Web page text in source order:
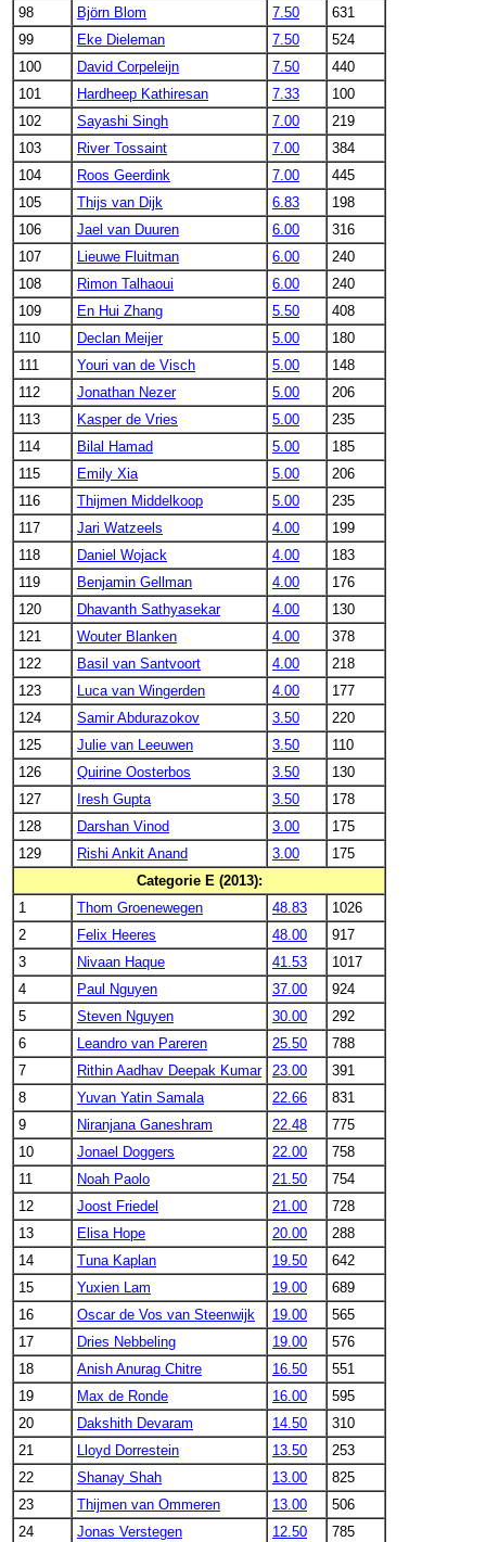
98
Björn Blom 7.50
631
99
Eke Dieleman 7.50
524
100
David Corpeleijn 7.50
440
101
Hardheep Kathiresan 7.33
100
102
Sayashi Singh 7.00
219
103
River Tossaint 7.00
384
104
Roos Geerdink 7.00
445
105
Thijs van Dijk 6.83
198
106
Jael van Duuren 6.00
316
107
Lieuwe Fluitman 6.00
240
108
Rimon Talhaoui 6.00
240
109
En Hui Zhang 5.50
408
110
Declan Meijer 5.00
180
111
Youri van de Visch 5.00
148
112
Jonathan Nezer 5.00
206
113
Kasper de Vries 5.00
235
114
Bilal Hamad 5.00
185
115
Emily Xia 5.00
206
116
Thijmen Middelkoop 5.00
235
117
Jari Watzeels 4.00
199
118
Daniel Wojack 4.00
183
119
Benjamin Gellman 4.00
176
120
Dhavanth Sathyasekar 4.00
130
121
Wouter Blanken 4.00
378
122
Basil van Santvoort 4.00
218
123
Luca van Wingerden 4.00
177
124
Samir Abdurazokov 3.50
220
125
Julie van Leeuwen 3.50
110
126
Quirine Oosterbos 3.50
130
127
Iresh Gupta 3.50
178
128
Darshan Vinod 3.00
175
129
Rishi Ankit Anand 3.00
175
Categorie E (2013):
1
Thom Groenewegen 48.83
1026
2
Felix Heeres 48.00
917
3
Nivaan Haque 41.53
1017
4
Paul Nguyen 37.00
924
5
Steven Nguyen 30.00
292
6
Leandro van Pareren 25.50
788
7
Rithin Aadhav Deepak Kumar 23.00
391
8
Yuvan Yatin Samala 22.66
831
9
Niranjana Ganeshram 22.48
775
10
Jonael Doggers 22.00
758
11
Noah Paolo 21.50
754
12
Joost Friedel 21.00
728
13
Elisa Hope 20.00
288
14
Tuna Kaplan 19.50
642
15
Yuxien Lam 19.00
689
16
Oscar de Vos van Steenwijk 19.00
565
17
Dries Nebbeling 19.00
576
18
Anish Anurag Chitre 16.50
551
19
Max de Ronde 16.00
595
20
Dakshith Devaram 14.50
310
21
Lloyd Dorrestein 13.50
253
22
Shanay Shah 13.00
825
23
Thijmen van Ommeren 13.00
506
24
Jonas Verstegen 12.50 785